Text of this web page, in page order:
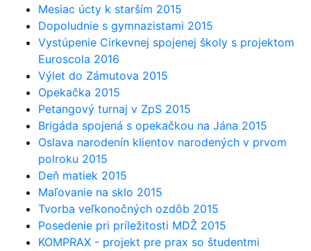
Mesiac úcty k starším 2015
Dopoludnie s gymnazistami 2015
Vystúpenie Cirkevnej spojenej školy s projektom
Euroscola 2016
Výlet do Zámutova 2015
Opekačka 2015
Petangový turnaj v ZpS 2015
Brigáda spojená s opekačkou na Jána 2015
Oslava narodenín klientov narodených v prvom
polroku 2015
Deň matiek 2015
Maľovanie na sklo 2015
Tvorba veľkonočných ozdôb 2015
Posedenie pri príležitosti MDŽ 2015
KOMPRAX - projekt pre prax so študentmi